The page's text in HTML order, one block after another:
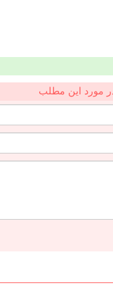
مورد این مطلب